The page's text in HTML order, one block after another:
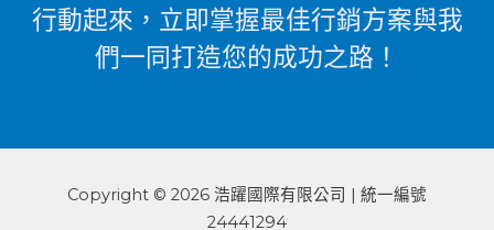
行動起來，立即掌握最佳行銷方案與我
們一同打造您的成功之路！
Copyright © 2026 浩躍國際有限公司 | 統一編號
24441294